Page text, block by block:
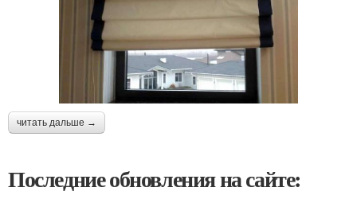
читать дальше →
Последние обновления на сайте: